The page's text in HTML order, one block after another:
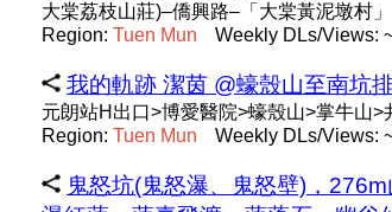
大棠荔枝山莊)–僑興路–「大棠黃泥墩村
Region: Tuen Mun Weekly DLs/Views:
我的軌跡 潔茵 @蠔殼山至南坑
元朗站H出口>博愛醫院>蠔殼山>掌牛山
Region: Tuen Mun Weekly DLs/Views:
鬼怒坑(鬼怒瀑、鬼怒壁)，